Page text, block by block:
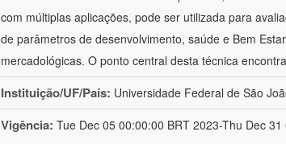
com múltiplas aplicações, pode ser utilizada para
de parâmetros de desenvolvimento, saúde e Bem
mercadológicas. O ponto central desta técnica
Instituição/UF/País: Universidade Federal de São
Vigência: Tue Dec 05 00:00:00 BRT 2023-Thu Dec